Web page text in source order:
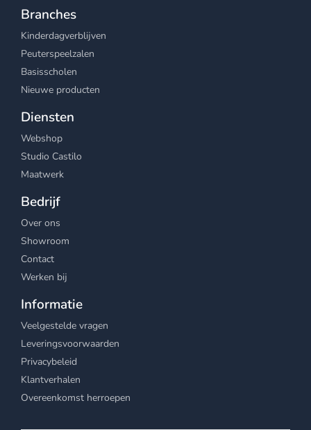
Branches
Kinderdagverblijven
Peuterspeelzalen
Basisscholen
Nieuwe producten
Diensten
Webshop
Studio Castilo
Maatwerk
Bedrijf
Over ons
Showroom
Contact
Werken bij
Informatie
Veelgestelde vragen
Leveringsvoorwaarden
Privacybeleid
Klantverhalen
Overeenkomst herroepen